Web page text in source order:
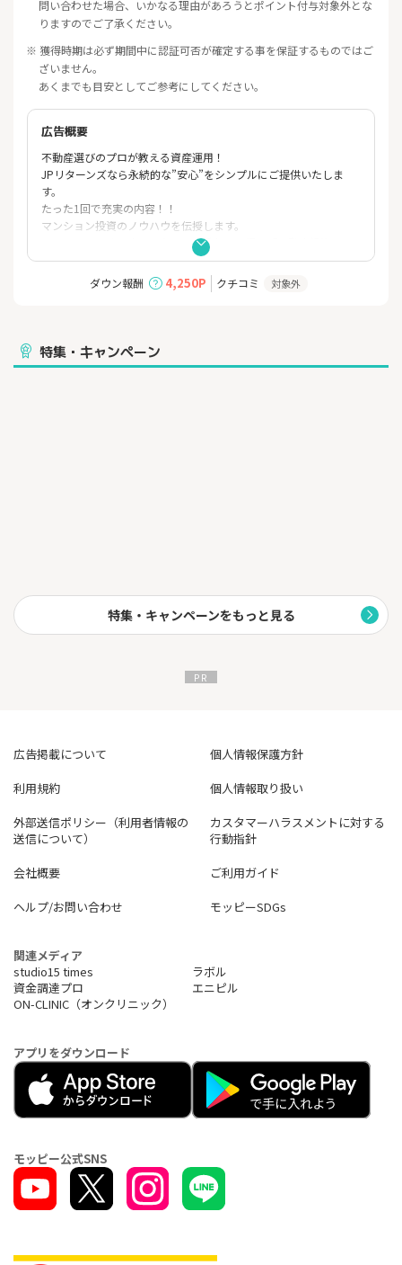
問い合わせた場合、いかなる理由があろうとポイント付与対象外とな
りますのでご了承ください。
※ 獲得時期は必ず期間中に認証可否が確定する事を保証するものではご
ざいません。
あくまでも目安としてご参考にしてください。
広告概要
不動産選びのプロが教える資産運用！
JPリターンズなら永続的な”安心”をシンプルにご提供いたしま
す。
たった1回で充実の内容！！
マンション投資のノウハウを伝授します。
マンションのオーナーになって家賃収入を得る「不動産投資」。
不動産投資は数ある投資商品の中でも比較的リスクが低いとさ
初めての方や慎重派の方でもお気軽にご相談いただけます。
不動産の投資のやり方まで詳しくご説明します。
まずは無料でご相談ください。
ダウン報酬 4,250P クチコミ 対象外
特集・キャンペーン
特集・キャンペーンをもっと見る
広告掲載について
個人情報保護方針
利用規約
個人情報取り扱い
外部送信ポリシー（利用者情報の
送信について）
カスタマーハラスメントに対する
行動指針
会社概要
ご利用ガイド
ヘルプ/お問い合わせ
モッピーSDGs
関連メディア
studio15 times
ラボル
資金調達プロ
エニピル
ON-CLINIC（オンクリニック）
アプリをダウンロード
モッピー公式SNS